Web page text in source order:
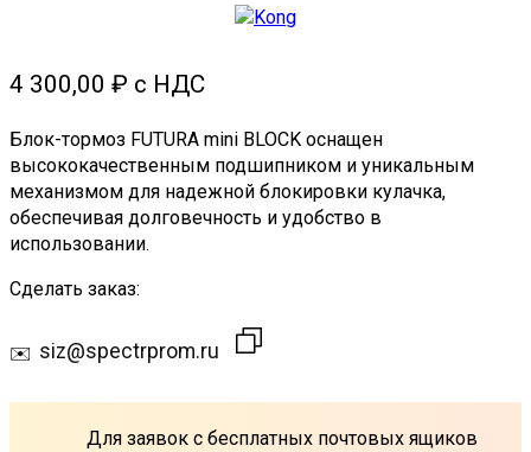
4 300,00 ₽
Блок-тормоз FUTURA mini BLOCK оснащен
высококачественным подшипником и уникальным
механизмом для надежной блокировки кулачка,
обеспечивая долговечность и удобство в
использовании.
Сделать заказ:
siz@spectrprom.ru
Для заявок с бесплатных почтовых ящиков